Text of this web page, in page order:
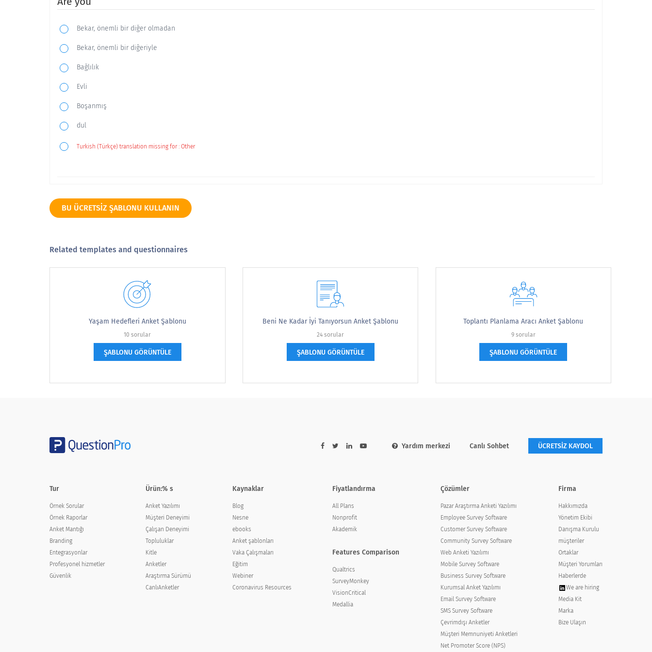
Bekar, önemli bir diğer olmadan
Bekar, önemli bir diğeriyle
Bağlılık
Evli
Boşanmış
dul
Turkish (Türkçe) translation missing for : Other
Yaşınız nedir?
What is your age?
18'den az
18-24
40-49
70 veya daha fazla
Hangi eyalette yaşıyorsun?
Bu Sevgililer Günü'nün ne kadar romantik olmasını bekliyorsunuz?
How do you expect this Valentines Day to be?
BU ÜCRETSIZ ŞABLONU KULLANIN
Related templates and questionnaires
Yaşam Hedefleri Anket Şablonu
10 sorular
ŞABLONU GÖRÜNTÜLE
Beni Ne Kadar İyi Tanıyorsun Anket Şablonu
24 sorular
ŞABLONU GÖRÜNTÜLE
Toplantı Planlama Aracı Anket Şablonu
9 sorular
ŞABLONU GÖRÜNTÜLE
Yardım merkezi Canlı Sohbet ÜCRETSİZ KAYDOL
Tur
Örnek Sorular
Örnek Raporlar
Anket Mantığı
Branding
Entegrasyonlar
Profesyonel hizmetler
Güvenlik
Ürün:% s
Anket Yazılımı
Müşteri Deneyimi
Çalışan Deneyimi
Topluluklar
Kitle
Anketler
Araştırma Sürümü
CanlıAnketler
Kaynaklar
Blog
Nesne
ebooks
Anket şablonları
Vaka Çalışmaları
Eğitim
Webiner
Coronavirus Resources
Fiyatlandırma
All Plans
Nonprofit
Akademik
Features Comparison
Qualtrics
SurveyMonkey
VisionCritical
Medallia
Çözümler
Pazar Araştırma Anketi Yazılımı
Employee Survey Software
Customer Survey Software
Community Survey Software
Web Anketi Yazılımı
Mobile Survey Software
Business Survey Software
Kurumsal Anket Yazılımı
Email Survey Software
SMS Survey Software
Çevrimdışı Anketler
Müşteri Memnuniyeti Anketleri
Net Promoter Score (NPS)
Firma
Hakkımızda
Yönetim Ekibi
Danışma Kurulu
müşteriler
Ortaklar
Müşteri Yorumları
Haberlerde
We are hiring
Media Kit
Marka
Bize Ulaşın